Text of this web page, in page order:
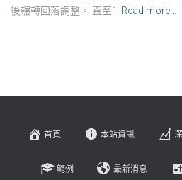
後輾轉回落調整。 直至1
Read more…
首頁 本站資訊
範例 最新消息